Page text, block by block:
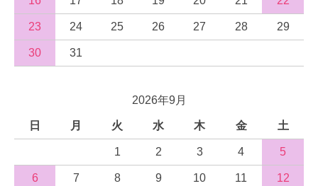
23 24 25 26 27 28 29
30 31
2026年9月
日 月 火 水 木 金 土
1 2 3 4 5
6 7 8 9 10 11 12